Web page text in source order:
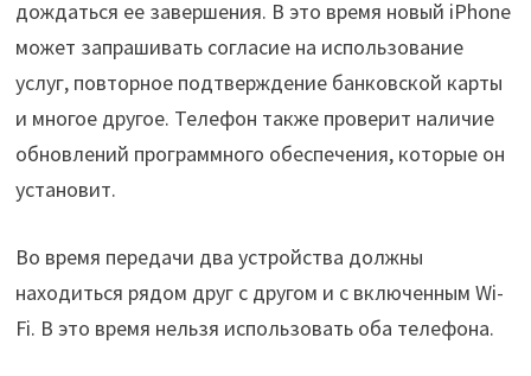
дождаться ее завершения. В это время новый iPhone
может запрашивать согласие на использование
услуг, повторное подтверждение банковской карты
и многое другое. Телефон также проверит наличие
обновлений программного обеспечения, которые он
установит.
Во время передачи два устройства должны
находиться рядом друг с другом и с включенным Wi-
Fi. В это время нельзя использовать оба телефона.